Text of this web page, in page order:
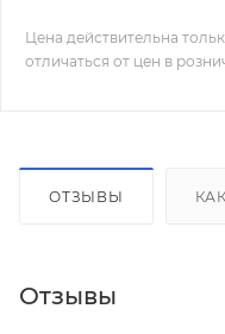
Цена действительна
отличаться от цен в
ОТЗЫВЫ
Отзывы